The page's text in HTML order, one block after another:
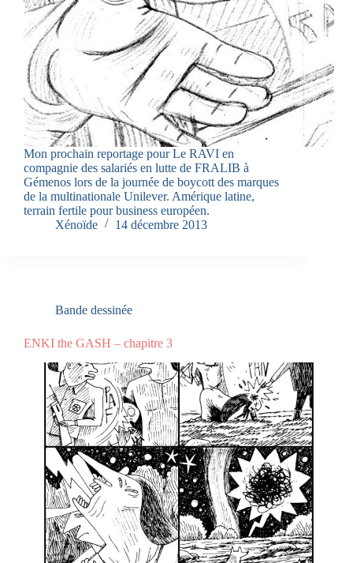
Mon prochain reportage pour Le RAVI en
compagnie des salariés en lutte de FRALIB à
Gémenos lors de la journée de boycott des marques
de la multinationale Unilever. Amérique latine,
terrain fertile pour business européen.
Xénoïde
14 décembre 2013
Bande dessinée
ENKI the GASH – chapitre 3